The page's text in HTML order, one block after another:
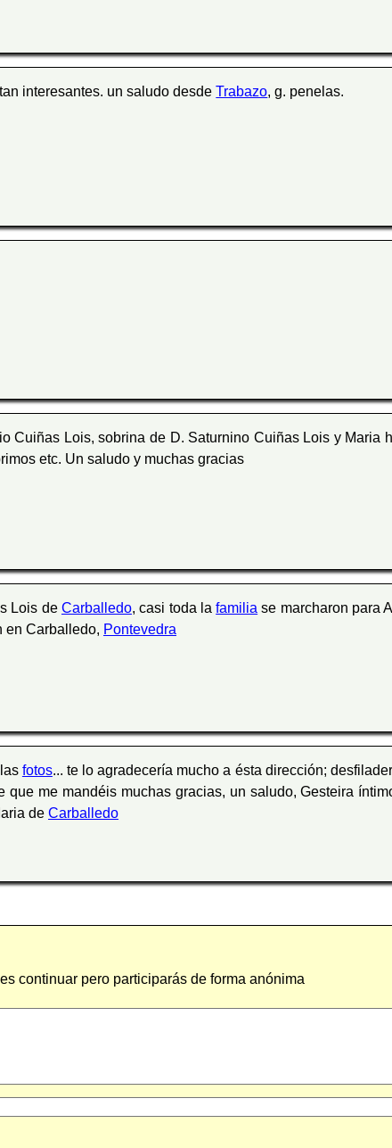
interesantes. un saludo desdeTrabazo, g. penelas.
Cuiñas Lois, sobrina de D. Saturnino Cuiñas Lois y Maria
etc. Un saludo y muchas gracias
Lois de Carballedo, casi toda lafamilia se marcharon para
en Carballedo, Pontevedra
fotos... te lo agradecería mucho a ésta dirección;
que me mandéis muchas gracias, un saludo, Gesteira
de Carballedo
continuar pero participarás de forma anónima